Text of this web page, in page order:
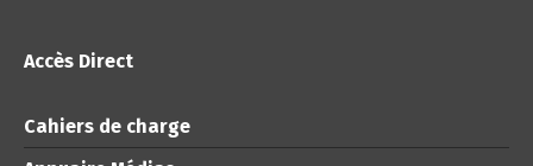
Accès Direct
Cahiers de charge